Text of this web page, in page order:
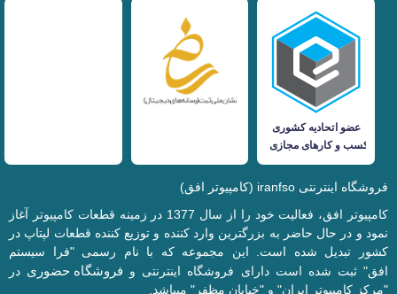
فروشگاه اینترنتی iranfso (کامپیوتر افق)
کامپیوتر افق، فعالیت خود را از سال 1377 در زمینه قطعات کامپیوتر آغاز
نمود و در حال حاضر به بزرگترین وارد کننده و توزیع کننده قطعات لپتاپ در
کشور تبدیل شده است. این مجموعه که با نام رسمی "فرا سیستم
افق" ثبت شده است دارای فروشگاه اینترنتی و فروشگاه حضوری در
"مرکز کامپیوتر ایران" و "خیابان مظفر" میباشد.